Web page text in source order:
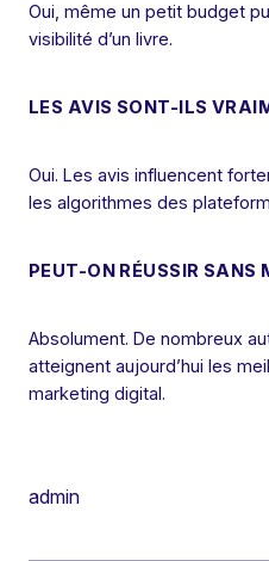
Oui, même un petit budget
visibilité d’un livre.
LES AVIS SONT-ILS
Oui. Les avis influencent
les algorithmes des
PEUT-ON RÉUSSIR SANS
Absolument. De nombreux
atteignent aujourd’hui les
marketing digital.
admin